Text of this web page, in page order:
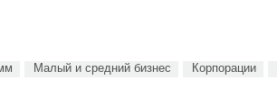
Малый и средний бизнес Корпорации